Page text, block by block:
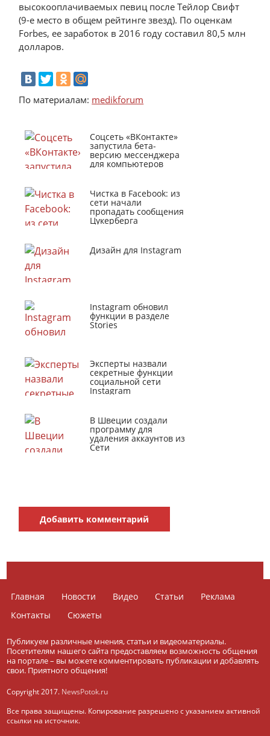
высокооплачиваемых певиц после Тейлор Свифт
(9-е место в общем рейтинге звезд). По оценкам
Forbes, ее заработок в 2016 году составил 80,5 млн
долларов.
По материалам: medikforum
Соцсеть «ВКонтакте»
запустила бета-
версию мессенджера
для компьютеров
Чистка в Facebook: из
сети начали
пропадать сообщения
Цукерберга
Дизайн для Instagram
Instagram обновил
функции в разделе
Stories
Эксперты назвали
секретные функции
социальной сети
Instagram
В Швеции создали
программу для
удаления аккаунтов из
Сети
Добавить комментарий
Главная Новости Видео Статьи
Реклама
Контакты
Сюжеты
Публикуем различные мнения, статьи и видеоматериалы.
Посетителям нашего сайта предоставляем возможность общения
на портале – вы можете комментировать публикации и добавлять
свои. Приятного общения!
Copyright 2017. NewsPotok.ru
Все права защищены. Копирование разрешено с указанием активной
ссылки на источник.